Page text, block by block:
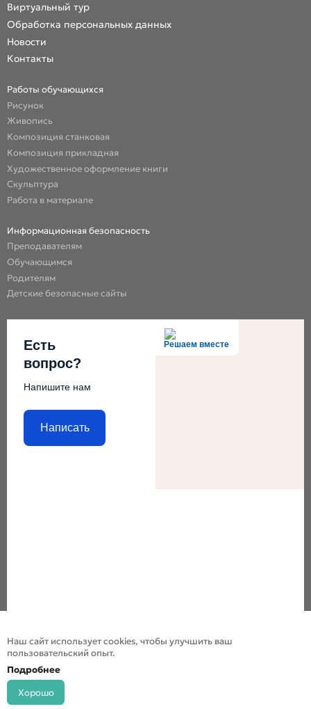
Виртуальный тур
Обработка персональных данных
Новости
Контакты
Работы обучающихся
Рисунок
Живопись
Композиция станковая
Композиция прикладная
Художественное оформление книги
Скульптура
Работа в материале
Информационная безопасность
Преподавателям
Обучающимся
Родителям
Детские безопасные сайты
Решаем вместе
Есть
вопрос?
Напишите нам
Написать
Наш сайт использует cookies, чтобы улучшить ваш
пользовательский опыт.
Подробнее
Хорошо